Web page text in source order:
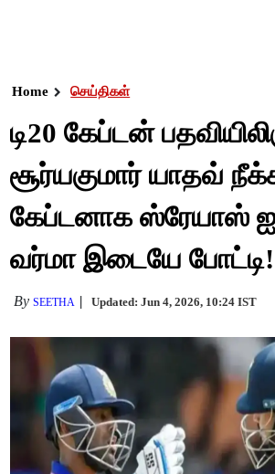
Home செய்திகள்
டி20 கேப்டன்
சூர்யகுமார் யாதவ்
கேப்டனாக ஸ்ரேயாஸ்
வர்மா இடையே போட்டி!
BySEETHA Updated: Jun 4, 2026, 10:24 IST